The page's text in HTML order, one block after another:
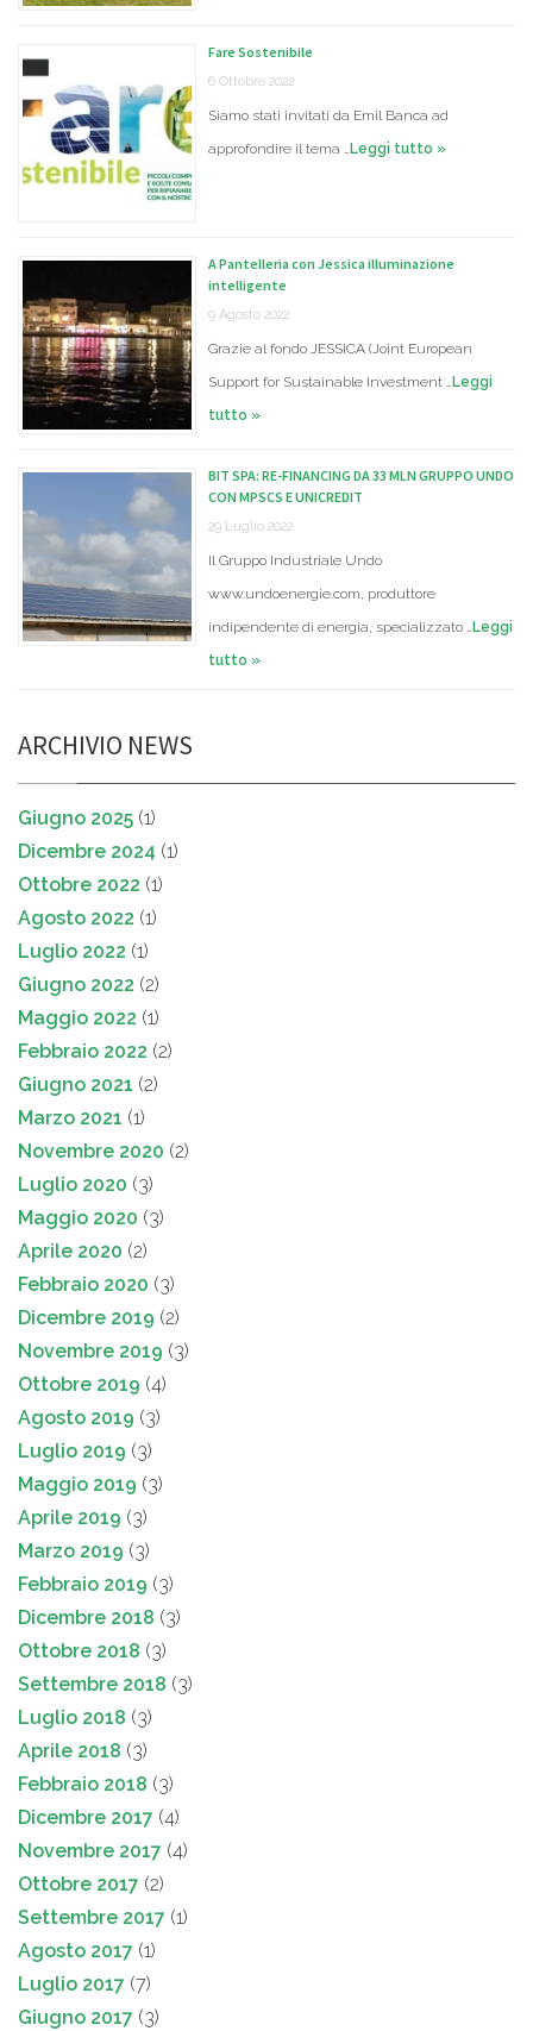
Fare Sostenibile
6 Ottobre 2022
Siamo stati invitati da Emil Banca ad
approfondire il tema …Leggi tutto »
A Pantelleria con Jessica illuminazione
intelligente
9 Agosto 2022
Grazie al fondo JESSICA (Joint European
Support for Sustainable Investment …Leggi
tutto »
BIT SPA: RE-FINANCING DA 33 MLN GRUPPO UNDO
CON MPSCS E UNICREDIT
29 Luglio 2022
Il Gruppo Industriale Undo
www.undoenergie.com, produttore
indipendente di energia, specializzato …Leggi
tutto »
ARCHIVIO NEWS
Giugno 2025 (1)
Dicembre 2024 (1)
Ottobre 2022 (1)
Agosto 2022 (1)
Luglio 2022 (1)
Giugno 2022 (2)
Maggio 2022 (1)
Febbraio 2022 (2)
Giugno 2021 (2)
Marzo 2021 (1)
Novembre 2020 (2)
Luglio 2020 (3)
Maggio 2020 (3)
Aprile 2020 (2)
Febbraio 2020 (3)
Dicembre 2019 (2)
Novembre 2019 (3)
Ottobre 2019 (4)
Agosto 2019 (3)
Luglio 2019 (3)
Maggio 2019 (3)
Aprile 2019 (3)
Marzo 2019 (3)
Febbraio 2019 (3)
Dicembre 2018 (3)
Ottobre 2018 (3)
Settembre 2018 (3)
Luglio 2018 (3)
Aprile 2018 (3)
Febbraio 2018 (3)
Dicembre 2017 (4)
Novembre 2017 (4)
Ottobre 2017 (2)
Settembre 2017 (1)
Agosto 2017 (1)
Luglio 2017 (7)
Giugno 2017 (3)